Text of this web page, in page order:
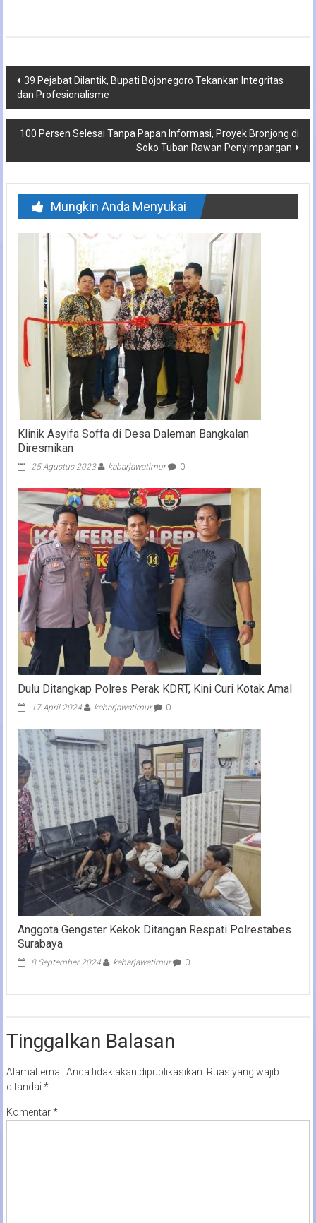
Navigasi
pos
39 Pejabat Dilantik, Bupati Bojonegoro Tekankan Integritas
dan Profesionalisme
100 Persen Selesai Tanpa Papan Informasi, Proyek Bronjong di
Soko Tuban Rawan Penyimpangan
Mungkin Anda Menyukai
Klinik Asyifa Soffa di Desa Daleman Bangkalan
Diresmikan
25 Agustus 2023 kabarjawatimur 0
Dulu Ditangkap Polres Perak KDRT, Kini Curi Kotak Amal
17 April 2024 kabarjawatimur 0
Anggota Gengster Kekok Ditangan Respati Polrestabes
Surabaya
8 September 2024 kabarjawatimur 0
Tinggalkan Balasan
Alamat email Anda tidak akan dipublikasikan. Ruas yang wajib
ditandai *
Komentar*